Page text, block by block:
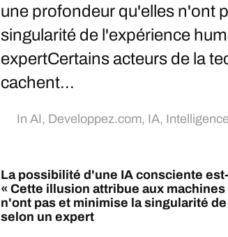
une profondeur qu'elles n'ont
singularité de l'expérience
expertCertains acteurs de la
cachent...
In AI, Developpez.com, IA,
La possibilité d'une IA consciente
« Cette illusion attribue aux
n'ont pas et minimise la singularité
selon un expert